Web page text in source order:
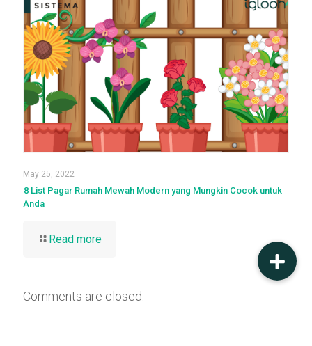
May 25, 2022
8 List Pagar Rumah Mewah Modern yang Mungkin Cocok untuk
Anda
Read more
Comments are closed.